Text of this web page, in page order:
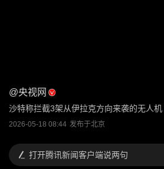
@央视网
沙特称拦截3架从伊拉克方向来袭的无人机
2026-05-18 08:44 发布于北京
打开腾讯新闻客户端说两句